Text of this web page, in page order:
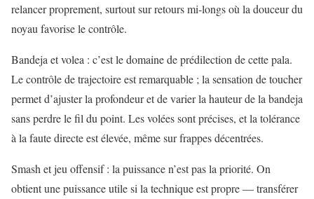
relancer proprement, surtout sur retours mi‑longs où la douceur du
noyau favorise le contrôle.
Bandeja et volea : c’est le domaine de prédilection de cette pala.
Le contrôle de trajectoire est remarquable ; la sensation de toucher
permet d’ajuster la profondeur et de varier la hauteur de la bandeja
sans perdre le fil du point. Les volées sont précises, et la tolérance
à la faute directe est élevée, même sur frappes décentrées.
Smash et jeu offensif : la puissance n’est pas la priorité. On
obtient une puissance utile si la technique est propre — transférer